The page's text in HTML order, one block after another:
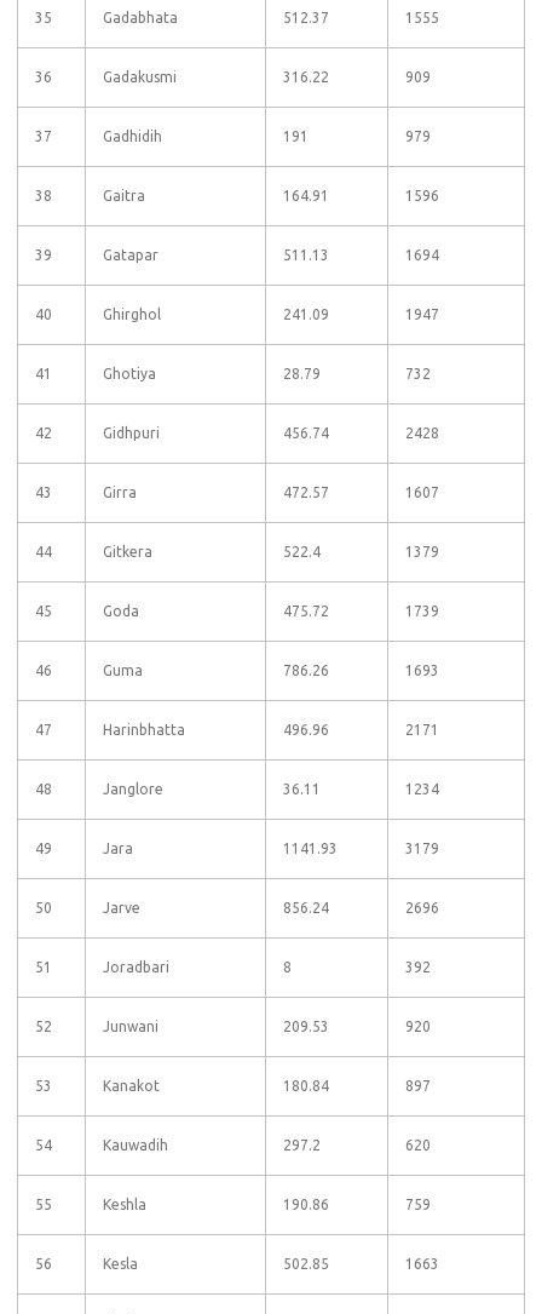
35 Gadabhata 512.37 1555
36 Gadakusmi 316.22 909
37 Gadhidih 191 979
38 Gaitra 164.91 1596
39 Gatapar 511.13 1694
40 Ghirghol 241.09 1947
41 Ghotiya 28.79 732
42 Gidhpuri 456.74 2428
43 Girra 472.57 1607
44 Gitkera 522.4 1379
45 Goda 475.72 1739
46 Guma 786.26 1693
47 Harinbhatta 496.96 2171
48 Janglore 36.11 1234
49 Jara 1141.93 3179
50 Jarve 856.24 2696
51 Joradbari 8 392
52 Junwani 209.53 920
53 Kanakot 180.84 897
54 Kauwadih 297.2 620
55 Keshla 190.86 759
56 Kesla 502.85 1663